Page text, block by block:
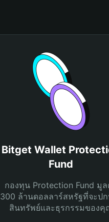
Bitget Wallet
Fund
กองทุน Protection Fund มู
300 ล้านดอลลาร์สหรัฐที่จะปก
สินทรัพย์และธุรกรรมของ